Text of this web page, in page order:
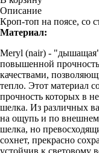
Описание
Кроп-топ на поясе, со
Материал:
Meryl (nair) - "дышащая",
повышенной
качествами,
тепло. Этот материал
прочность которых в
шелка. Из различных
на ощупь и по
шелка, но
сохнет, прекрасно